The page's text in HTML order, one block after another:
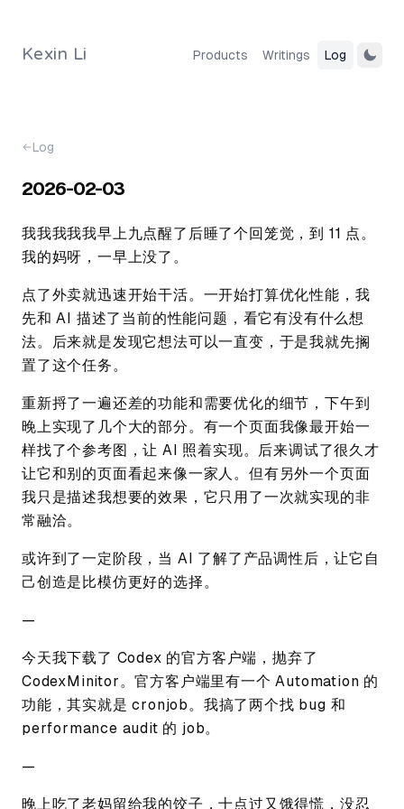
Kexin Li Products Writings Log
Log
2026-02-03
我我我我我早上九点醒了后睡了个回笼觉，到 11 点。
我的妈呀，一早上没了。
点了外卖就迅速开始干活。一开始打算优化性能，我
先和 AI 描述了当前的性能问题，看它有没有什么想
法。后来就是发现它想法可以一直变，于是我就先搁
置了这个任务。
重新捋了一遍还差的功能和需要优化的细节，下午到
晚上实现了几个大的部分。有一个页面我像最开始一
样找了个参考图，让 AI 照着实现。后来调试了很久才
让它和别的页面看起来像一家人。但有另外一个页面
我只是描述我想要的效果，它只用了一次就实现的非
常融洽。
或许到了一定阶段，当 AI 了解了产品调性后，让它自
己创造是比模仿更好的选择。
—
今天我下载了 Codex 的官方客户端，抛弃了
CodexMinitor。官方客户端里有一个 Automation 的
功能，其实就是 cronjob。我搞了两个找 bug 和
performance audit 的 job。
—
晚上吃了老妈留给我的饺子，十点过又饿得慌，没忍